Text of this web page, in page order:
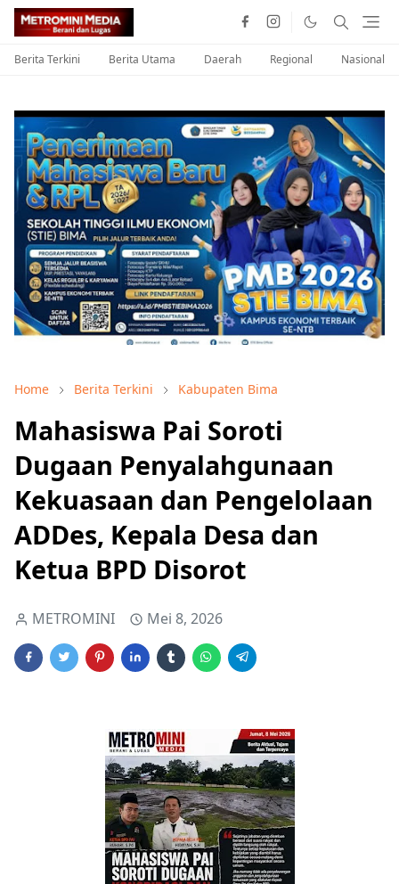
Berita Terkini Berita Utama Daerah Regional Nasional
Home Berita Terkini Kabupaten Bima
Mahasiswa Pai Soroti
Dugaan Penyalahgunaan
Kekuasaan dan Pengelolaan
ADDes, Kepala Desa dan
Ketua BPD Disorot
METROMINI Mei 8, 2026